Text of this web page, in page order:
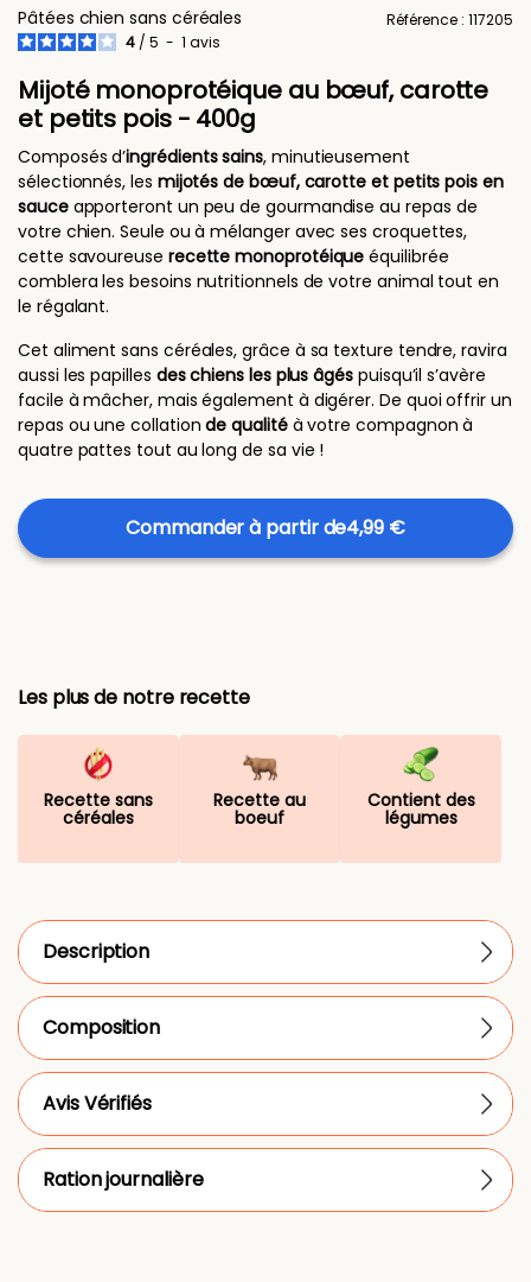
Pâtées chien sans céréales
4 / 5 - 1 avis
Référence : 117205
Mijoté monoprotéique au bœuf, carotte
et petits pois - 400g
Composés d’ingrédients sains, minutieusement
sélectionnés, les mijotés de bœuf, carotte et petits pois en
sauceapporteront un peu de gourmandise au repas de
votre chien. Seule ou à mélanger avec ses croquettes,
cette savoureuse recette monoprotéique équilibrée
comblera les besoins nutritionnels de votre animal tout en
le régalant.
Cet aliment sans céréales, grâce à sa texture tendre, ravira
aussi les papilles des chiens les plus âgés puisqu’il s’avère
facile à mâcher, mais également à digérer. De quoi offrir un
repas ou une collationde qualitéà votre compagnon à
quatre pattes tout au long de sa vie !
Commander à partir de4,99 €
Les plus de notre recette
Recette sans
céréales
Recette au
boeuf
Contient des
légumes
Description
Composition
Avis Vérifiés
Ration journalière